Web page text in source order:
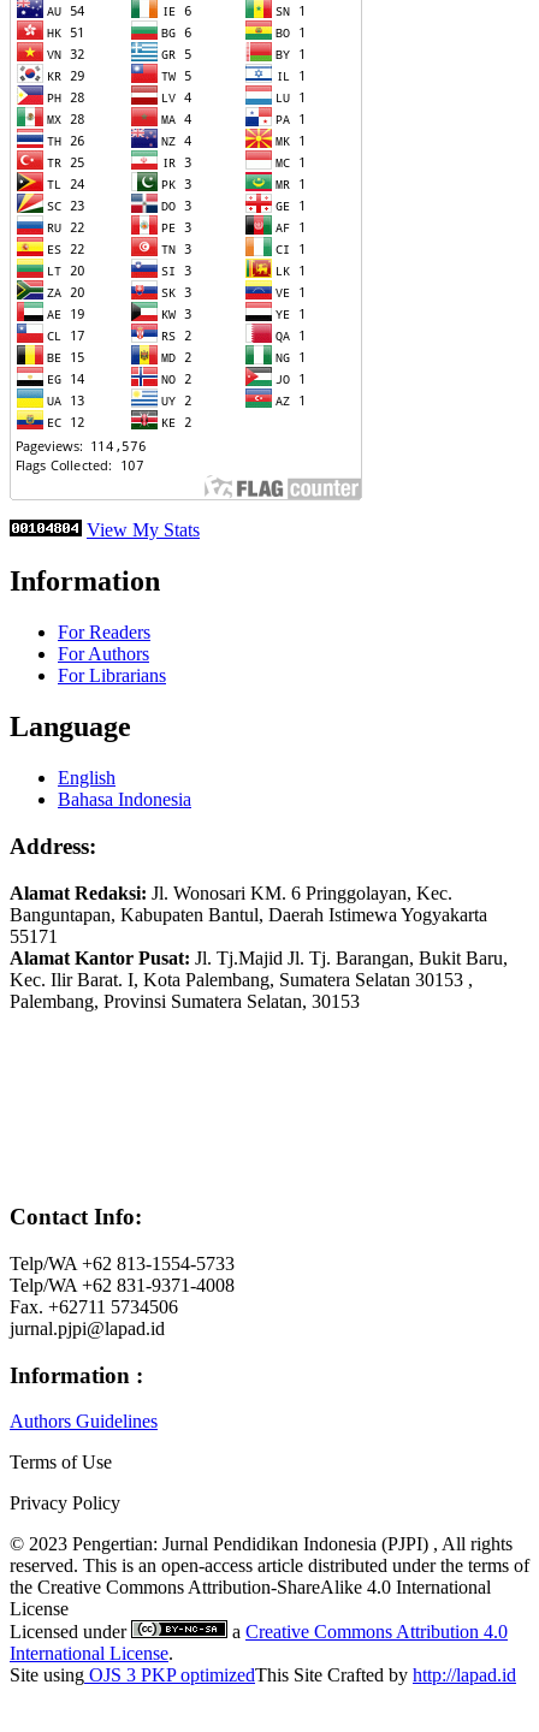
View My Stats
Information
For Readers
For Authors
For Librarians
Language
English
Bahasa Indonesia
Address:
Alamat Redaksi: Jl. Wonosari KM. 6 Pringgolayan, Kec.
Banguntapan, Kabupaten Bantul, Daerah Istimewa Yogyakarta
55171
Alamat Kantor Pusat: Jl. Tj.Majid Jl. Tj. Barangan, Bukit Baru,
Kec. Ilir Barat. I, Kota Palembang, Sumatera Selatan 30153 ,
Palembang, Provinsi Sumatera Selatan, 30153
Contact Info:
Telp/WA +62 813-1554-5733
Telp/WA +62 831-9371-4008
Fax. +62711 5734506
jurnal.pjpi@lapad.id
Information :
Authors Guidelines
Terms of Use
Privacy Policy
© 2023 Pengertian: Jurnal Pendidikan Indonesia (PJPI) , All rights
reserved. This is an open-access article distributed under the terms of
the Creative Commons Attribution-ShareAlike 4.0 International
License
Licensed under
a Creative Commons Attribution 4.0
International License.
Site using OJS 3 PKP optimizedThis Site Crafted by http://lapad.id